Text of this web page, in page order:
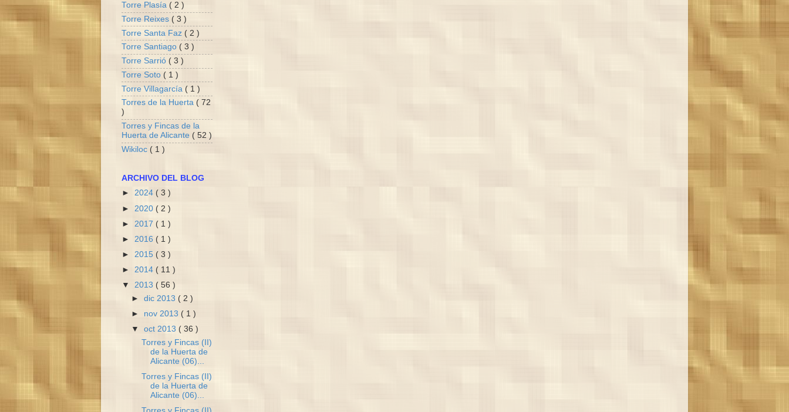
Torre Plasía ( 2 )
Torre Reixes ( 3 )
Torre Santa Faz ( 2 )
Torre Santiago ( 3 )
Torre Sarrió ( 3 )
Torre Soto ( 1 )
Torre Villagarcía ( 1 )
Torres de la Huerta ( 72
)
Torres y Fincas de la
Huerta de Alicante ( 52 )
Wikiloc ( 1 )
ARCHIVO DEL BLOG
► 2024 ( 3 )
► 2020 ( 2 )
► 2017 ( 1 )
► 2016 ( 1 )
► 2015 ( 3 )
► 2014 ( 11 )
▼ 2013 ( 56 )
►dic 2013 ( 2 )
► nov 2013 ( 1 )
▼oct 2013 ( 36 )
Torres y Fincas (II)
de la Huerta de
Alicante (06)...
Torres y Fincas (II)
de la Huerta de
Alicante (06)...